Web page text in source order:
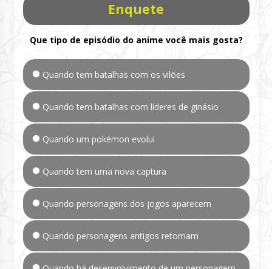
Enquete
Que tipo de episódio do anime você mais gosta?
Quando tem batalhas com os vilões
Quando tem batalhas com líderes de ginásio
Quando um pokémon evolui
Quando tem uma nova captura
Quando personagens dos jogos aparecem
Quando personagens antigos retornam